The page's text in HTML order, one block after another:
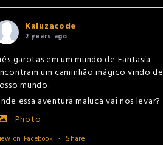
Kaluzacode
2 years ago
garotas em um mundo de Fantasia
um caminhão mágico vindo de
mundo.
essa aventura maluca vai nos levar?
Photo
on Facebook · Share